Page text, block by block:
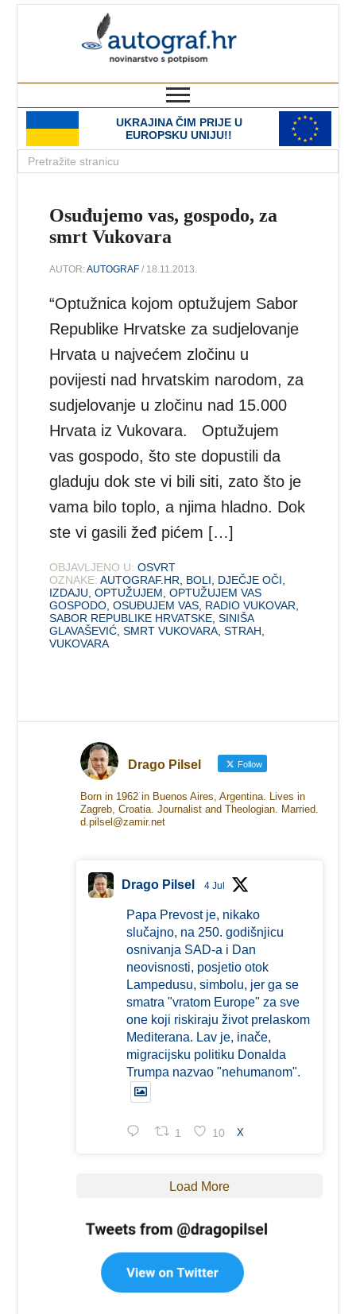
UKRAJINA ČIM PRIJE U
EUROPSKU UNIJU!!
Osuđujemo vas, gospodo, za
smrt Vukovara
AUTOR:AUTOGRAF / 18.11.2013.
“Optužnica kojom optužujem Sabor
Republike Hrvatske za sudjelovanje
Hrvata u najvećem zločinu u
povijesti nad hrvatskim narodom, za
sudjelovanje u zločinu nad 15.000
Hrvata iz Vukovara. Optužujem
vas gospodo, što ste dopustili da
gladuju dok ste vi bili siti, zato što je
vama bilo toplo, a njima hladno. Dok
ste vi gasili žeđ pićem […]
OBJAVLJENO U: OSVRT
OZNAKE: AUTOGRAF.HR BOLI DJEČJE OČI
IZDAJU ,OPTUŽUJEM ,OPTUŽUJEM VAS
GOSPODO ,OSUĐUJEM VAS RADIO VUKOVAR
SABOR REPUBLIKE HRVATSKE ,SINIŠA
GLAVAŠEVIĆ ,SMRT VUKOVARA ,STRAH
VUKOVARA
Drago Pilsel Follow
Born in 1962 in Buenos Aires, Argentina. Lives in
Zagreb, Croatia. Journalist and Theologian. Married.
d.pilsel@zamir.net
Drago Pilsel 4 Jul
Papa Prevost je, nikako
slučajno, na 250. godišnjicu
osnivanja SAD-a i Dan
neovisnosti, posjetio otok
Lampedusu, simbolu, jer ga se
smatra "vratom Europe" za sve
one koji riskiraju život prelaskom
Mediterana. Lav je, inače,
migracijsku politiku Donalda
Trumpa nazvao "nehumanom".
1 10 X
Load More